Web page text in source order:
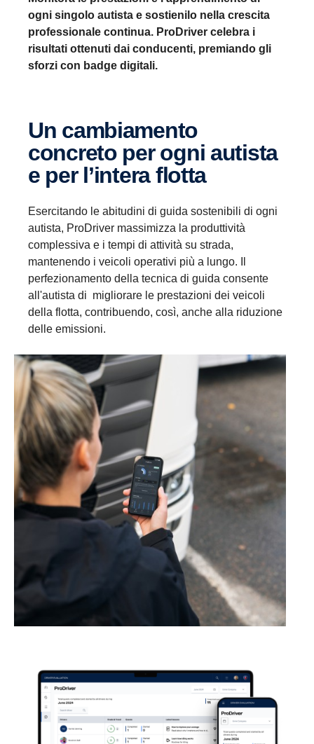
ogni singolo autista e sostienilo nella crescita
professionale continua. ProDriver celebra i
risultati ottenuti dai conducenti, premiando gli
sforzi con badge digitali.
Un cambiamento
concreto per ogni autista
e per l’intera flotta
Esercitando le abitudini di guida sostenibili di ogni
autista, ProDriver massimizza la produttività
complessiva e i tempi di attività su strada,
mantenendo i veicoli operativi più a lungo. Il
perfezionamento della tecnica di guida consente
all'autista di migliorare le prestazioni dei veicoli
della flotta, contribuendo, così, anche alla riduzione
delle emissioni.